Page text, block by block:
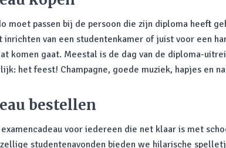
moet passen bij de persoon die zijn diploma heeft
inrichten van een studentenkamer of juist voor een
komen gaat. Meestal is de dag van de diploma-
het feest! Champagne, goede muziek, hapjes en
bestellen
voor iedereen die net klaar is met
studentenavonden bieden we hilarische